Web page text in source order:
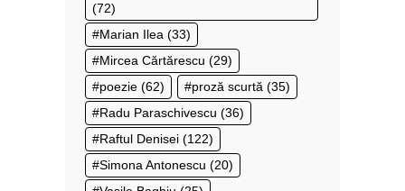
(72)
Marian Ilea (33)
Mircea Cărtărescu (29)
poezie (62) proză scurtă (35)
Radu Paraschivescu (36)
Raftul Denisei (122)
Simona Antonescu (20)